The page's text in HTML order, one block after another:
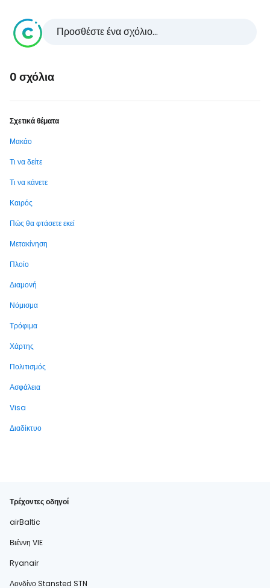
Προσθέστε ένα σχόλιο...
0 σχόλια
Σχετικά θέματα
Μακάο
Τι να δείτε
Τι να κάνετε
Καιρός
Πώς θα φτάσετε εκεί
Μετακίνηση
Πλοίο
Διαμονή
Νόμισμα
Τρόφιμα
Χάρτης
Πολιτισμός
Ασφάλεια
Visa
Διαδίκτυο
Τρέχοντες οδηγοί
airBaltic
Βιέννη VIE
Ryanair
Λονδίνο Stansted STN